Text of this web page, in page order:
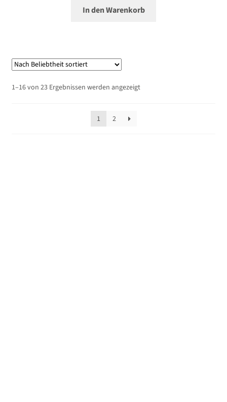
In den Warenkorb
1–16 von 23 Ergebnissen werden angezeigtNach
1
2